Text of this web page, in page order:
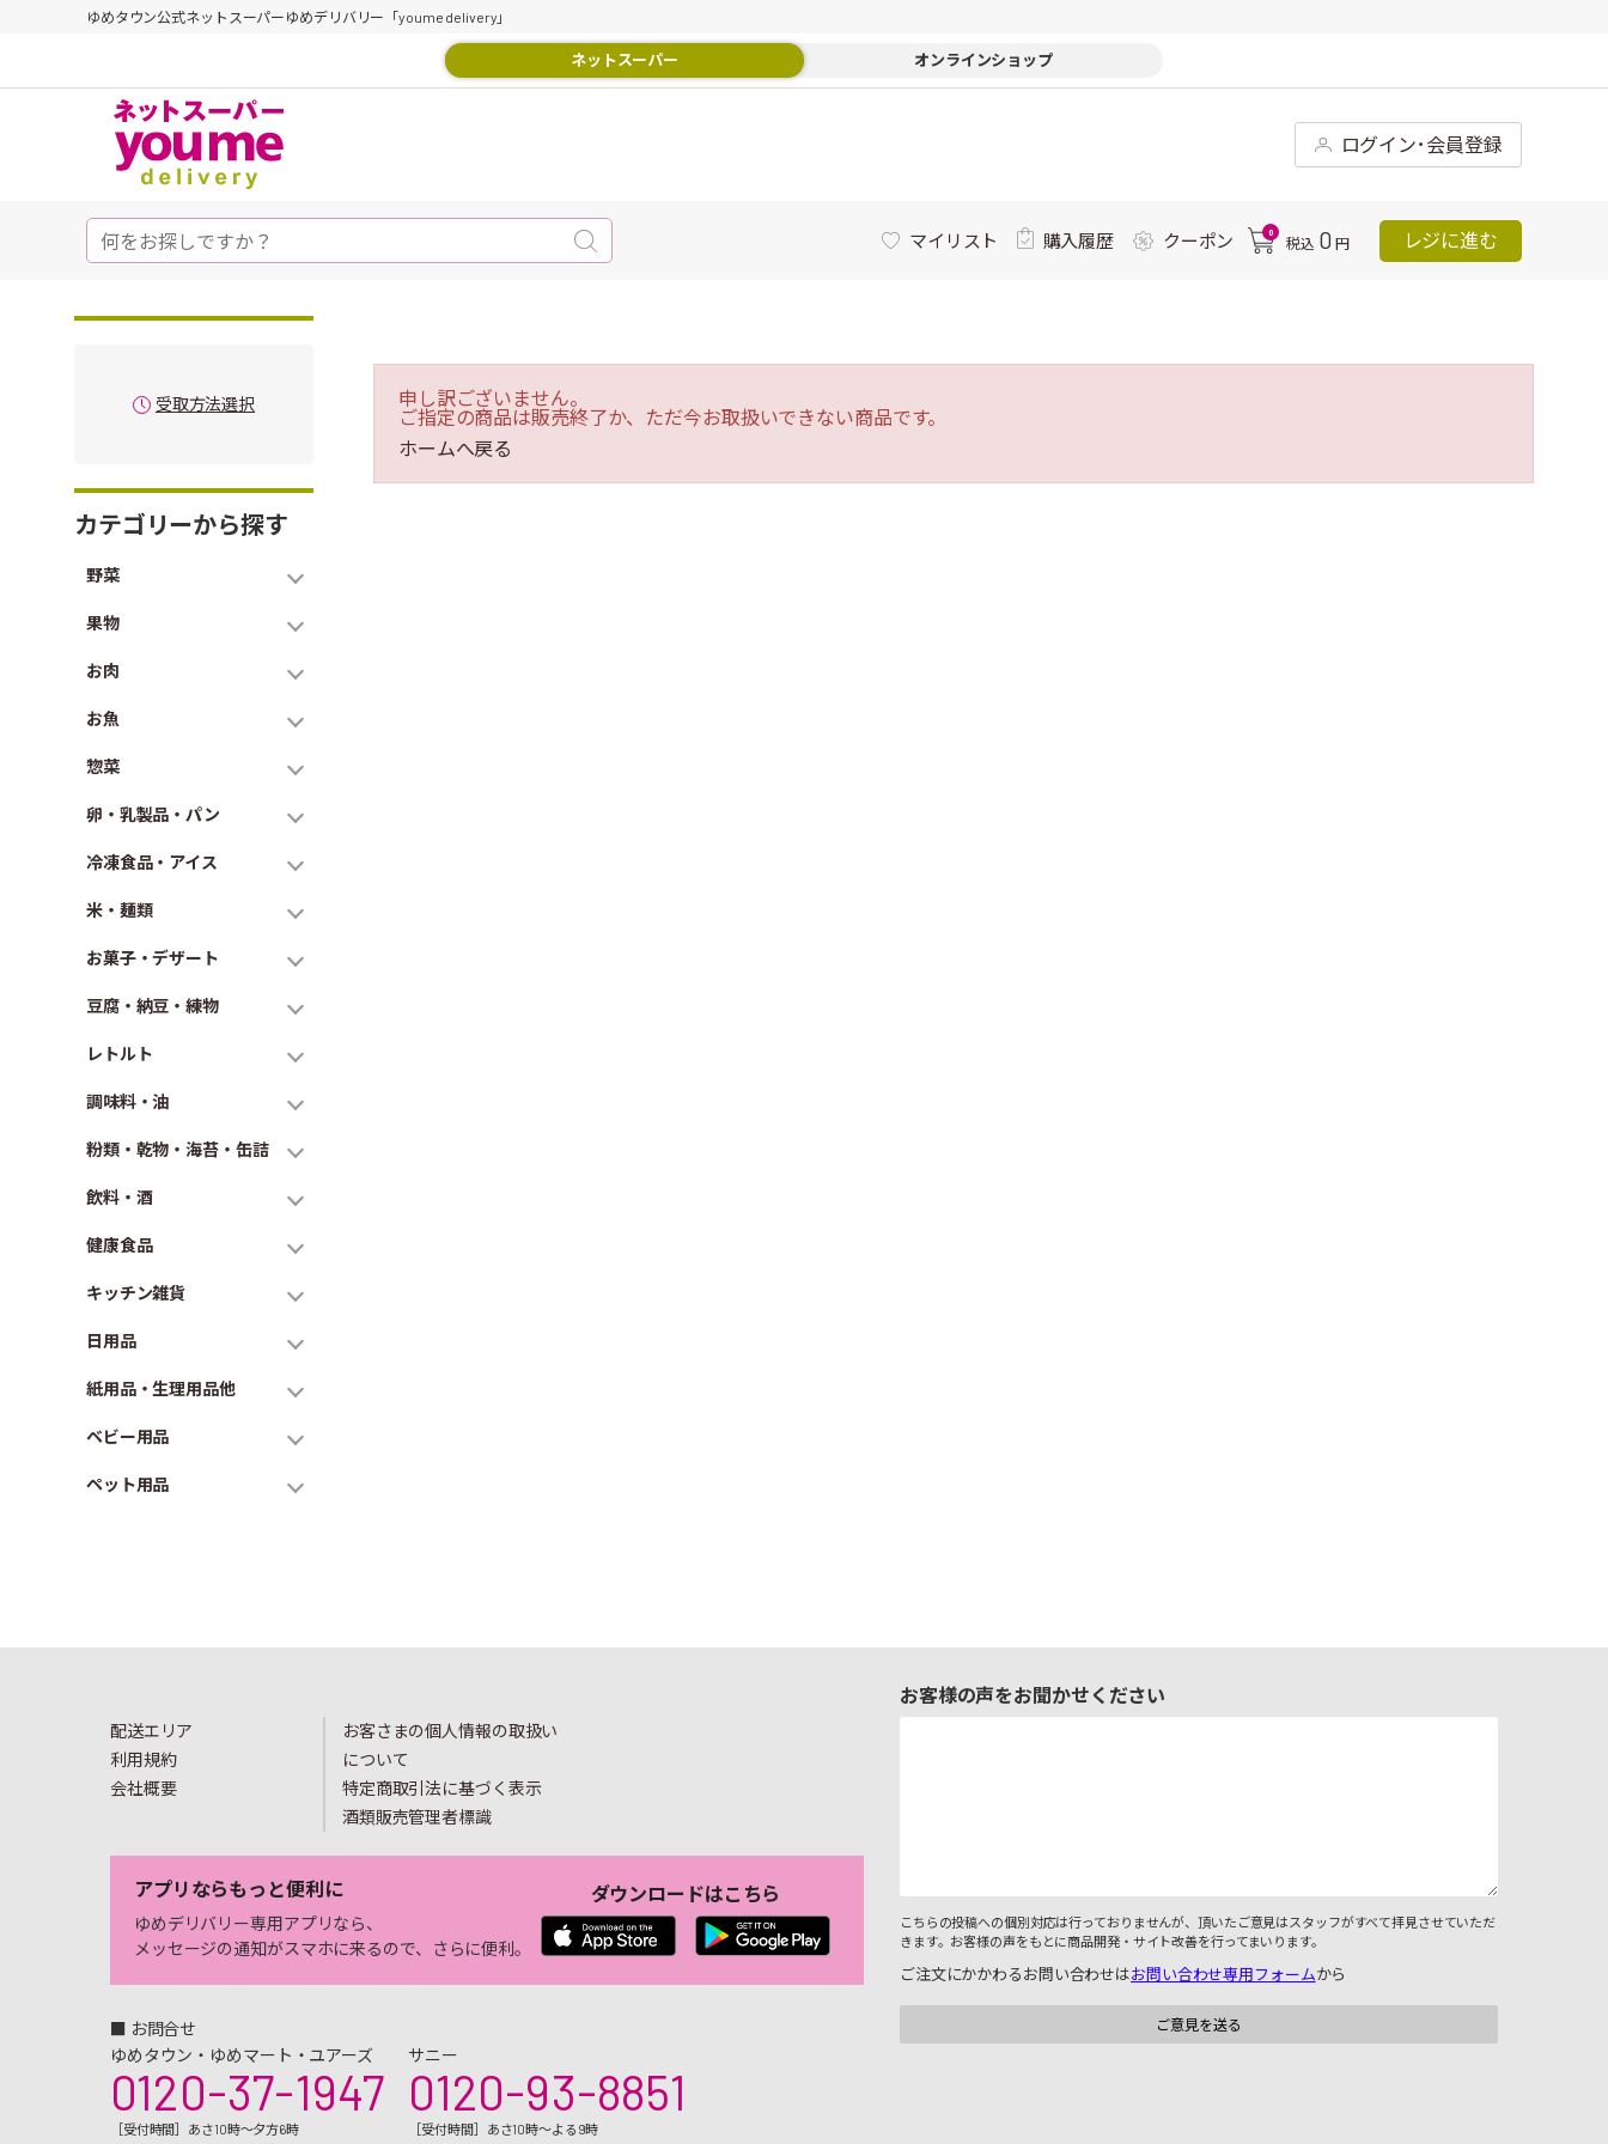
ゆめタウン公式ネットスーパーゆめデリバリー「youme delivery」
ネットスーパー オンラインショップ
ログイン･会員登録
マイリスト 購入履歴 クーポン 0
税込 0 円 レジに進む
受取方法選択
カテゴリーから探す
野菜
果物
お肉
お魚
惣菜
卵・乳製品・パン
冷凍食品・アイス
米・麺類
お菓子・デザート
豆腐・納豆・練物
レトルト
調味料・油
粉類・乾物・海苔・缶詰
飲料・酒
健康食品
キッチン雑貨
日用品
紙用品・生理用品他
ベビー用品
ペット用品
申し訳ございません。
ご指定の商品は販売終了か、ただ今お取扱いできない商品です。
ホームへ戻る
配送エリア
利用規約
会社概要
お客さまの個人情報の取扱い
について
特定商取引法に基づく表示
酒類販売管理者標識
アプリならもっと便利に
ゆめデリバリー専用アプリなら、
メッセージの通知がスマホに来るので、さらに便利。
ダウンロードはこちら
■ お問合せ
ゆめタウン・ゆめマート・ユアーズ
0120-37-1947
［受付時間］あさ10時～夕方6時
サニー
0120-93-8851
［受付時間］あさ10時～よる9時
お客様の声をお聞かせください
こちらの投稿への個別対応は行っておりませんが、頂いたご意見はスタッフがすべて拝見させていただ
きます。お客様の声をもとに商品開発・サイト改善を行ってまいります。
ご注文にかかわるお問い合わせはお問い合わせ専用フォームから